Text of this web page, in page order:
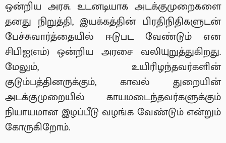
ஒன்றிய அரசு. உடனடியாக அடக்குமுறைகளை
தனது நிறுத்தி, இயக்கத்தின் பிரதிநிதிகளுடன்
பேச்சுவார்த்தையில் ஈடுபட வேண்டும் என
சிபிஐ(எம்) ஒன்றிய அரசை வலியுறுத்துகிறது.
மேலும், உயிரிழந்தவர்களின்
குடும்பத்தினருக்கும், காவல் துறையின்
அடக்குமுறையில் காயமடைந்தவர்களுக்கும்
நியாயமான இழப்பீடு வழங்க வேண்டும் என்றும்
கோருகிறோம்.